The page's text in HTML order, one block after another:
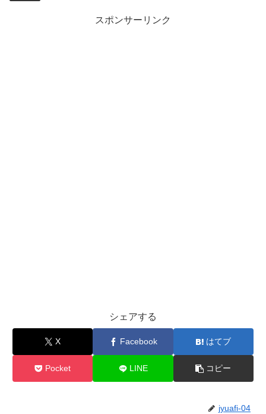
スポンサーリンク
シェアする
X Facebook はてブ
Pocket LINE コピー
jyuafi-04